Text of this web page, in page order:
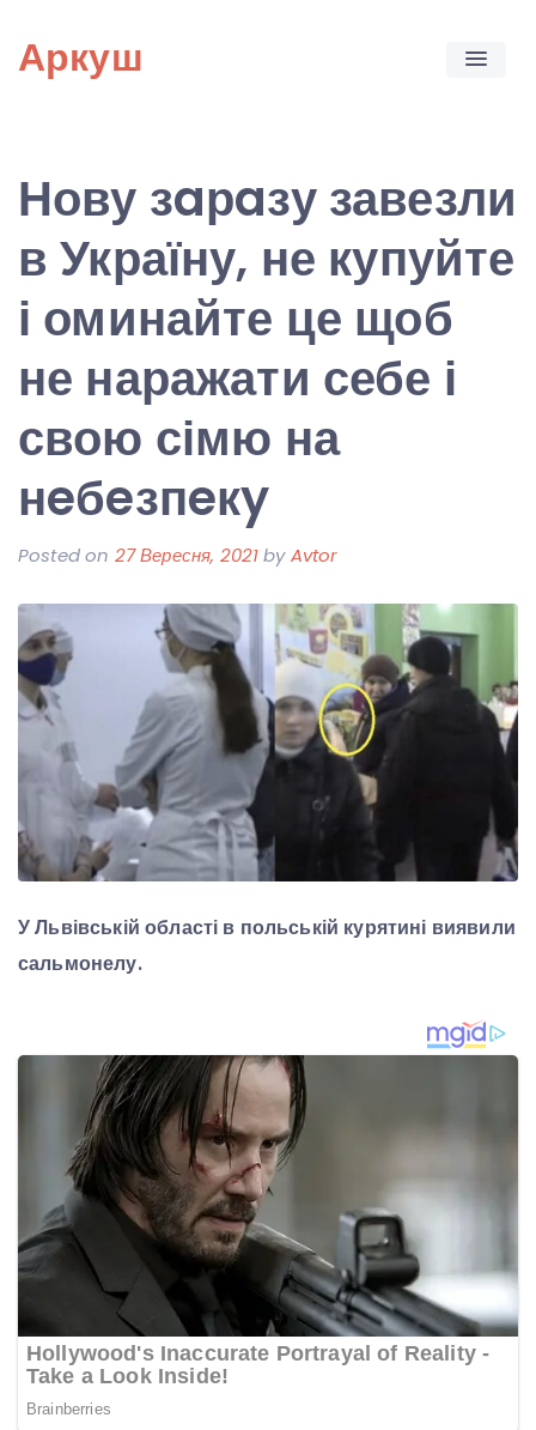
content
Аркуш
Нову зaрaзу завезли
в Україну, не купуйте
і оминайте це щоб
не наражати себе і
свою сімю на
нeбeзпeкy
Posted on 27 Вересня, 2021byAvtor
У Львівській області в польській курятині виявили
сальмонелу.